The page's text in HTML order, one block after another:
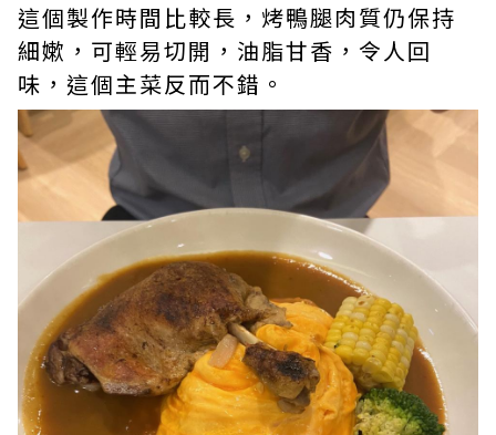
這個製作時間比較長，烤鴨腿肉質仍保持
細嫰，可輕易切開，油脂甘香，令人回
味，這個主菜反而不錯。